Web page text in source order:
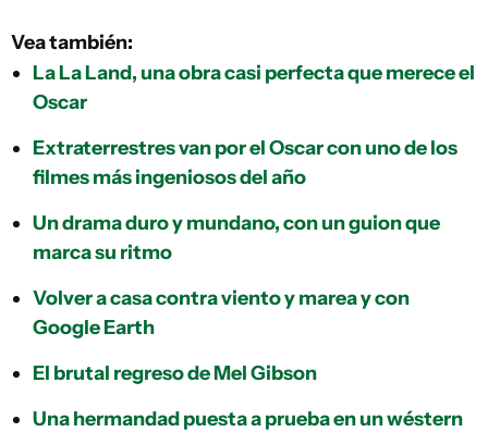
Vea también:
La La Land, una obra casi perfecta que merece el
Oscar
Extraterrestres van por el Oscar con uno de los
filmes más ingeniosos del año
Un drama duro y mundano, con un guion que
marca su ritmo
Volver a casa contra viento y marea y con
Google Earth
El brutal regreso de Mel Gibson
Una hermandad puesta a prueba en un wéstern